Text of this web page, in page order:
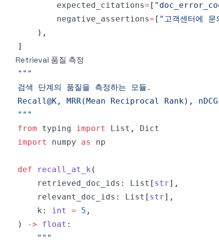
        expected_citations
= [
        negative_assertions
= [ "고객센터에 문
) ,
]
Retrieval 품질 측정
"""
from typing import List ,
import
numpy as
def recall_at_k (
    retrieved_doc_ids
: List [ str] ,
    relevant_doc_ids
: List [ str] ,
    k
: int = 5 ,
)
-> float :